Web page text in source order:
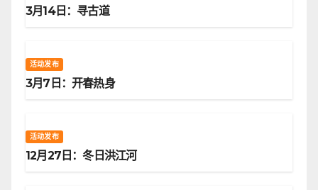
3月14日：寻古道
活动发布
3月7日：开春热身
活动发布
12月27日：冬日洪江河